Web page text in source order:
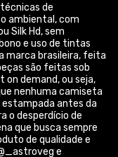
de
ambiental, com
Silk Hd, sem
e uso de tintas
marca brasileira, feita
são feitas sob
on demand, ou seja,
nenhuma camiseta
estampada antes da
o desperdício de
que busca sempre
de qualidade e
e